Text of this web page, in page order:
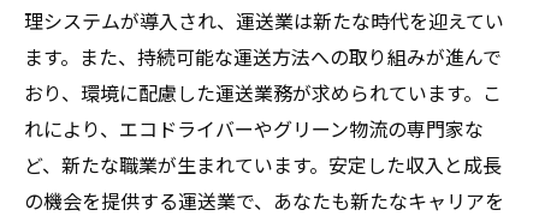
理システムが導入され、運送業は新たな時代を迎えてい
ます。また、持続可能な運送方法への取り組みが進んで
おり、環境に配慮した運送業務が求められています。こ
れにより、エコドライバーやグリーン物流の専門家な
ど、新たな職業が生まれています。安定した収入と成長
の機会を提供する運送業で、あなたも新たなキャリアを